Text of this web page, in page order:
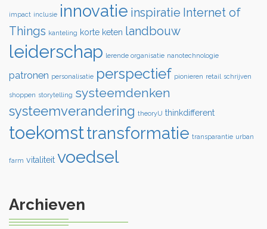
impact inclusie innovatie inspiratie Internet of
Things kanteling korte keten landbouw
leiderschap lerende organisatie nanotechnologie
patronen personalisatie perspectief pionieren retail schrijven
shoppen storytelling systeemdenken
systeemverandering theoryU thinkdifferent
toekomsttransformatie transparantie urban
farm vitaliteit voedsel
Archieven